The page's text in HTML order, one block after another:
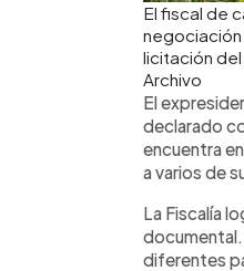
El fiscal de
licitación
Archivo
El
declarado
encuentra
a varios de
La Fiscalía
documental.
diferentes